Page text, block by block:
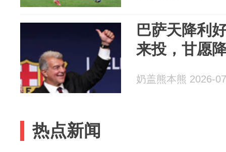
巴萨天降利
来投，甘愿
奶盖熊本熊 2026-
热点新闻